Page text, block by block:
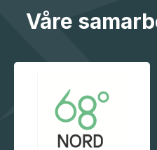
Våre